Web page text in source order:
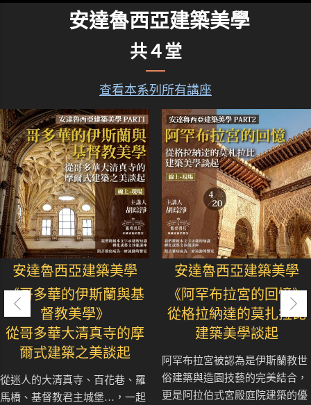
安達魯西亞建築美學
共４堂
查看本系列所有講座
安達魯西亞建築美學
《哥多華的伊斯蘭與基
督教美學》
從哥多華大清真寺的摩
爾式建築之美談起
從迷人的大清真寺、百花巷、羅
馬橋、基督教君主城堡…，一起
安達魯西亞建築美學
《阿罕布拉宮的回憶》
從格拉納達的莫扎拉比
建築美學談起
阿罕布拉宮被認為是伊斯蘭教世
俗建築與造園技藝的完美結合，
更是阿拉伯式宮殿庭院建築的優